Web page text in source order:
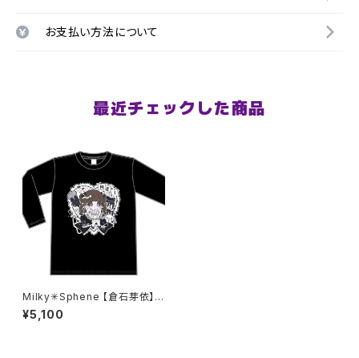
お支払い方法について
最近チェックした商品
Milky✳︎Sphene 【倉石芽依】生
誕祭ロンT 2XL〜3XLサイズ
¥5,100